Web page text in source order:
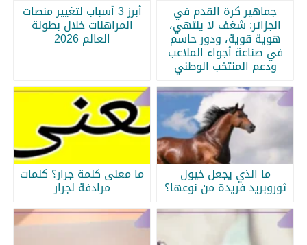
جماهير كرة القدم في
الجزائر: شغف لا ينتهي،
هوية قوية، ودور حاسم
في صناعة أجواء الملاعب
ودعم المنتخب الوطني
أبرز 3 أسباب لتغيير منصات
المراهنات خلال بطولة
العالم 2026
ما الذي يجعل خيول
ثوروبريد فريدة من نوعها؟
ما معنى كلمة جرار؟ كلمات
مرادفة لجرار